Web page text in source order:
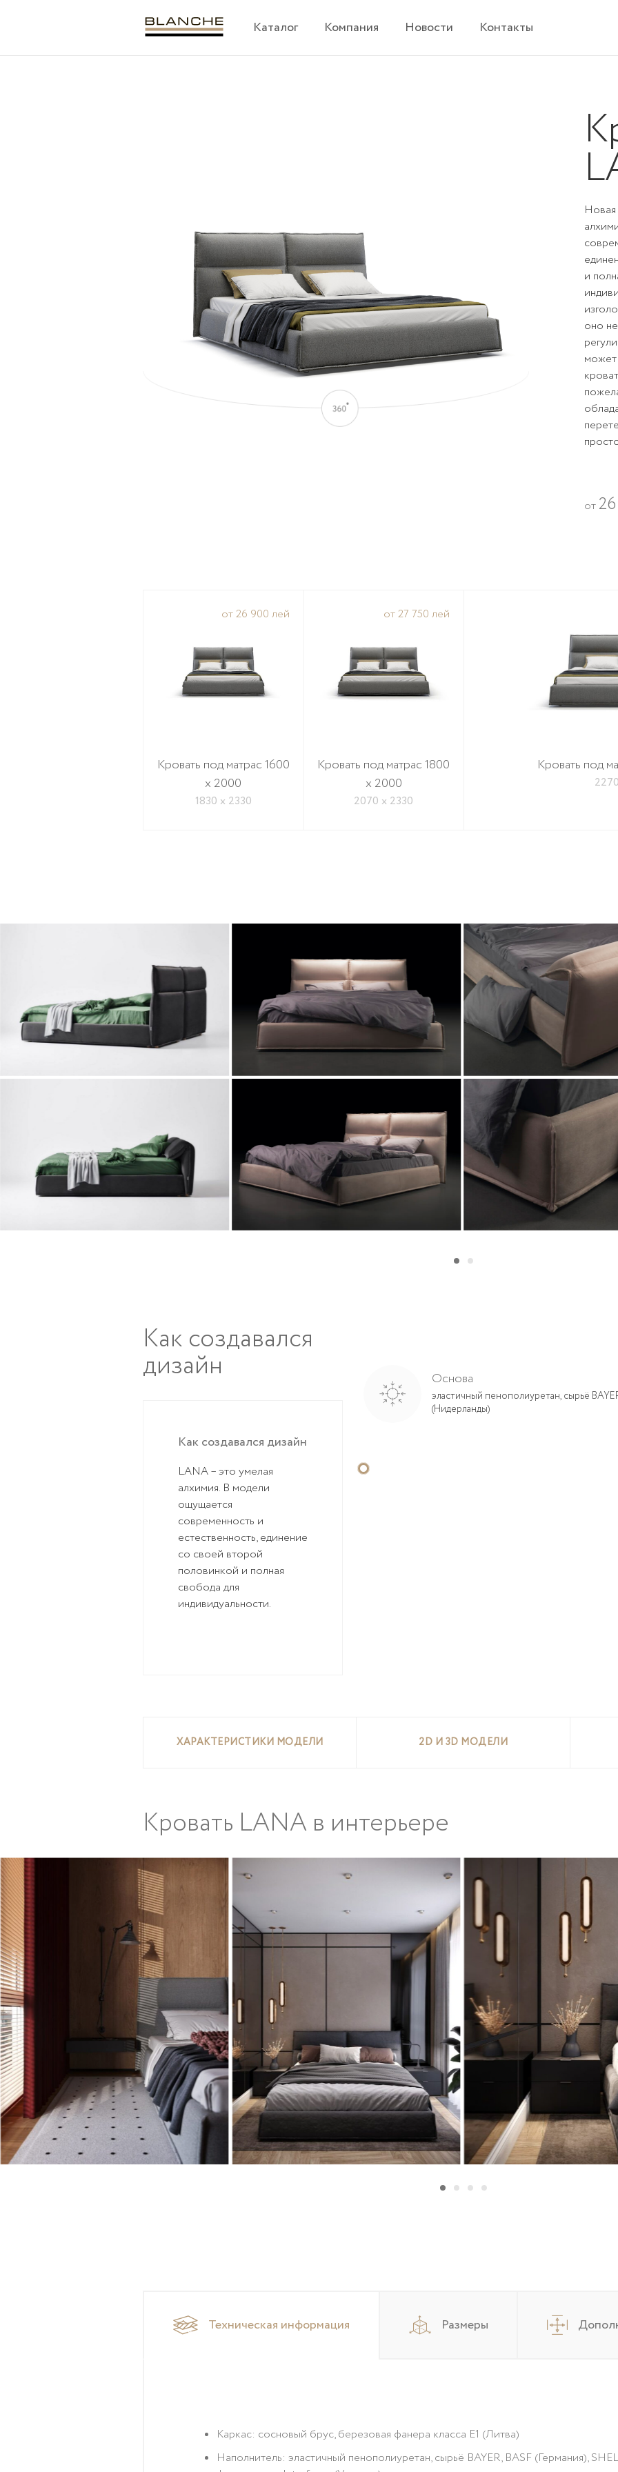
Каталог Компания Новости Контакты
Новая
и
оно
может
от
Кровать под матрас 1600
x 2000
1830 х 2330
от 26 900 лей
Кровать под матрас 1800
x 2000
2070 х 2330
от 27 750 лей
Кровать под
Как создавался
дизайн
Как создавался дизайн
LANA – это умелая
алхимия. В модели
ощущается
современность и
естественность, единение
со своей второй
половинкой и полная
свобода для
индивидуальности.
Основа
эластичный пенополиуретан, сырьё
(Нидерланды)
ХАРАКТЕРИСТИКИ МОДЕЛИ 2D И 3D МОДЕЛИ
Кровать LANA в интерьере
Техническая информация Размеры
Каркас: сосновый брус, березовая фанера класса Е1 (Литва)
Наполнитель: эластичный пенополиуретан, сырьё BAYER, BASF (Германия),